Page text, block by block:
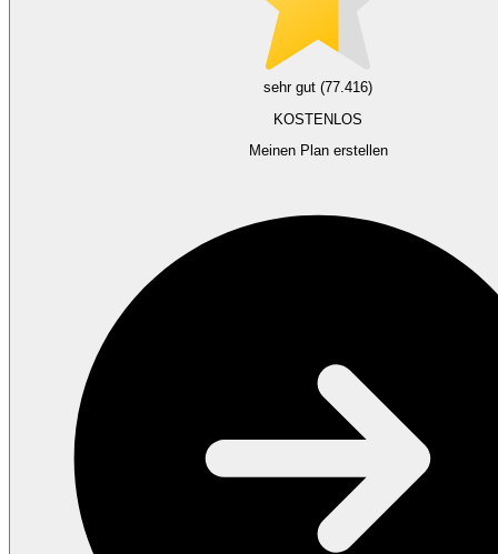
sehr gut (77.416)
KOSTENLOS
Meinen Plan erstellen